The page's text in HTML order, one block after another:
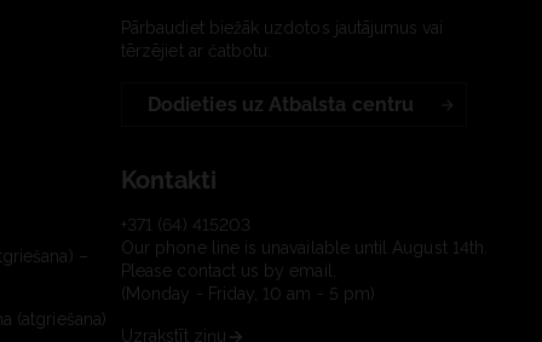
–
(atgriešana)
Pārbaudiet biežāk uzdotos jautājumus vai
tērzējiet ar čatbotu:
Dodieties uz Atbalsta centru
Kontakti
+371 (64) 415203
Our phone line is unavailable until August 14th.
Please contact us by email.
(Monday - Friday, 10 am - 5 pm)
Uzrakstīt ziņu